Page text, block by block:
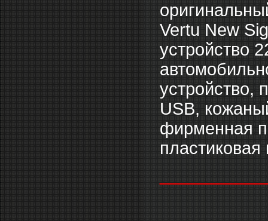
Vertu New
устройство
устройство,
USB,
фирменная